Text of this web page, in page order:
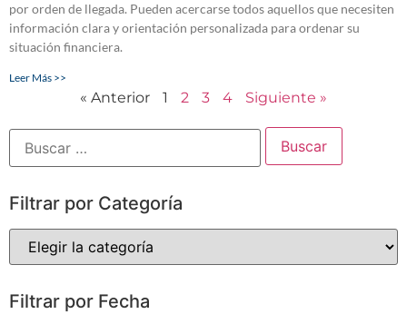
por orden de llegada. Pueden acercarse todos aquellos que necesiten
información clara y orientación personalizada para ordenar su
situación financiera.
Leer Más >>
« Anterior 1 2 3 4 Siguiente »
Filtrar por Categoría
Filtrar por Fecha